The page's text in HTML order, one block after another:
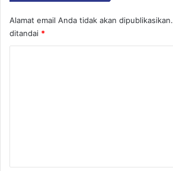
Alamat email Anda tidak akan dipublikasikan.
ditandai *